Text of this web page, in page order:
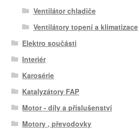
Ventilátor chladiče
Ventilátory topení a klimatizace
Elektro součásti
Interiér
Karosérie
Katalyzátory FAP
Motor - díly a příslušenství
Motory , převodovky